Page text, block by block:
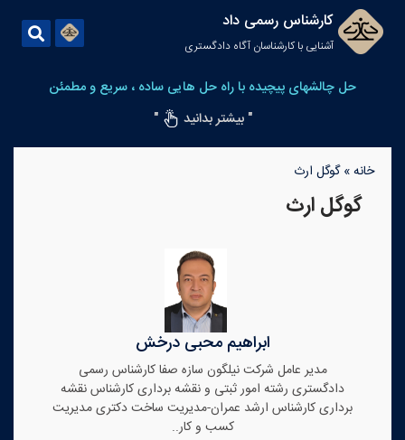
کارشناس رسمی داد
آشنایی با کارشناسان آگاه دادگستری
حل چالشهای پیچیده با راه حل هایی ساده ، سریع و مطمئن
" بیشتر بدانید
"
خانه»گوگل ارث
گوگل ارث
ابراهیم محبی درخش
مدیر عامل شرکت نیلگون سازه صفا کارشناس رسمی
دادگستری رشته امور ثبتی و نقشه برداری کارشناس نقشه
برداری کارشناس ارشد عمران-مدیریت ساخت دکتری مدیریت
کسب و کار..